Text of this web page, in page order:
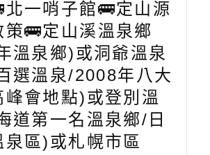
北一哨子館🚌定山源
策🚌定山溪溫泉鄉
溫泉鄉)或洞爺溫泉
選溫泉/2008年八大
峰會地點)或登別溫
道第一名溫泉鄉/日
泉區)或札幌市區